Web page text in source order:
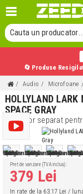
Cauta o categorie...
Cauta un
Cauta un produs...
🔄 Produse
Audio Microfoane
HOLLYLAND LARK
SPACE GRAY
Receptor separat
Pret de vanzare (TVA inclus):
379 Lei
In rate de la 63.17 Lei /